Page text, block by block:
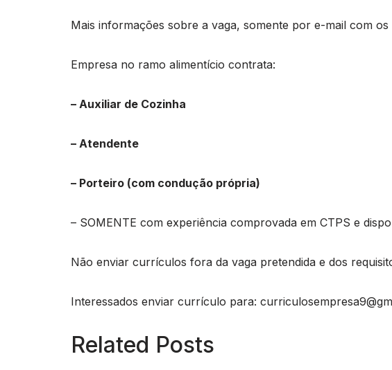
Mais informações sobre a vaga, somente por e-mail com os
Empresa no ramo alimentício contrata:
– Auxiliar de Cozinha
– Atendente
– Porteiro (com condução própria)
– SOMENTE com experiência comprovada em CTPS e
Não enviar currículos fora da vaga pretendida e dos
Interessados enviar currículo para:
Related Posts